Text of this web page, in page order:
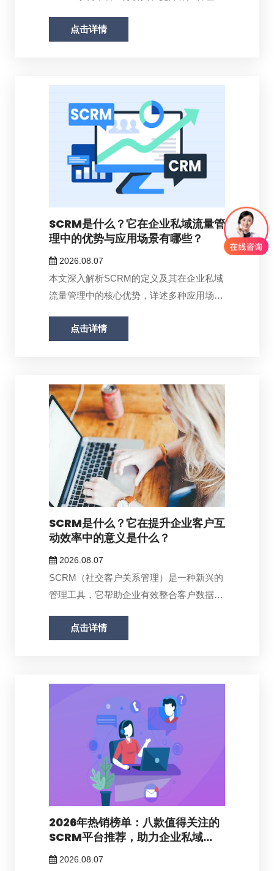
点击详情
SCRM是什么？它在企业私域流量管
理中的优势与应用场景有哪些？
2026.08.07
本文深入解析SCRM的定义及其在企业私域
流量管理中的核心优势，详述多种应用场
点击详情
SCRM是什么？它在提升企业客户互
动效率中的意义是什么？
2026.08.07
SCRM（社交客户关系管理）是一种新兴的
管理工具，它帮助企业有效整合客户数据，
点击详情
2026年热销榜单：八款值得关注的
SCRM平台推荐，助力企业私域...
2026.08.07